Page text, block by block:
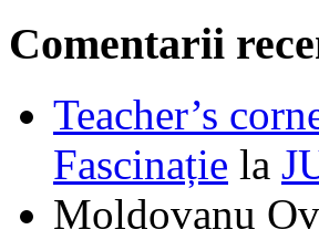
Comentarii
Teacher’s
Fascinație la
Moldovanu